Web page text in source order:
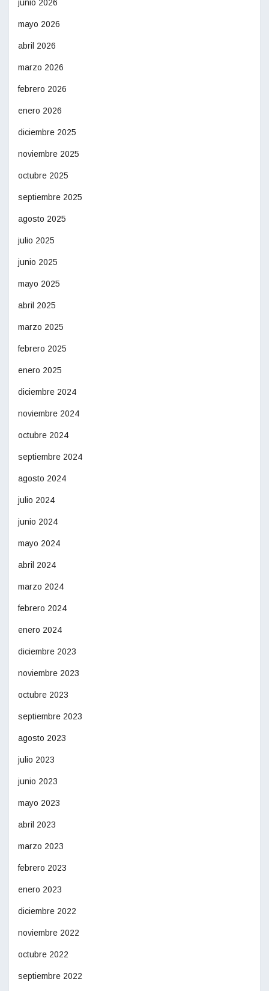
junio 2026
mayo 2026
abril 2026
marzo 2026
febrero 2026
enero 2026
diciembre 2025
noviembre 2025
octubre 2025
septiembre 2025
agosto 2025
julio 2025
junio 2025
mayo 2025
abril 2025
marzo 2025
febrero 2025
enero 2025
diciembre 2024
noviembre 2024
octubre 2024
septiembre 2024
agosto 2024
julio 2024
junio 2024
mayo 2024
abril 2024
marzo 2024
febrero 2024
enero 2024
diciembre 2023
noviembre 2023
octubre 2023
septiembre 2023
agosto 2023
julio 2023
junio 2023
mayo 2023
abril 2023
marzo 2023
febrero 2023
enero 2023
diciembre 2022
noviembre 2022
octubre 2022
septiembre 2022